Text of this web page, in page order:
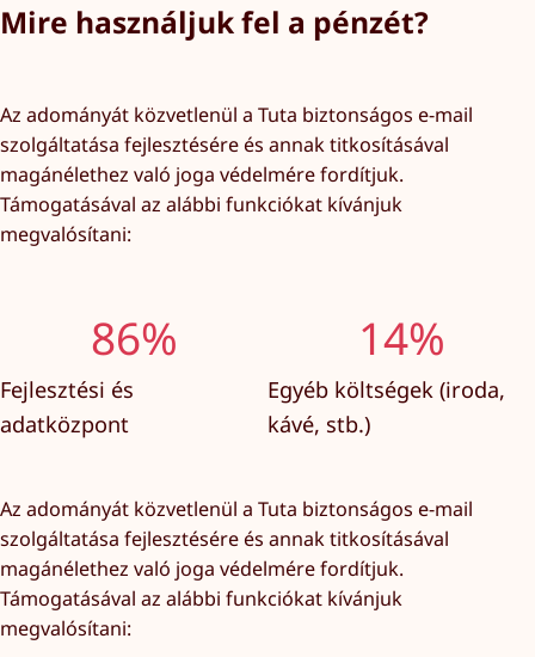
Mire használjuk fel a pénzét?
Az adományát közvetlenül a Tuta biztonságos e-mail
szolgáltatása fejlesztésére és annak titkosításával
magánélethez való joga védelmére fordítjuk.
Támogatásával az alábbi funkciókat kívánjuk
megvalósítani:
86%
Fejlesztési és
adatközpont
14%
Egyéb költségek (iroda,
kávé, stb.)
Az adományát közvetlenül a Tuta biztonságos e-mail
szolgáltatása fejlesztésére és annak titkosításával
magánélethez való joga védelmére fordítjuk.
Támogatásával az alábbi funkciókat kívánjuk
megvalósítani: